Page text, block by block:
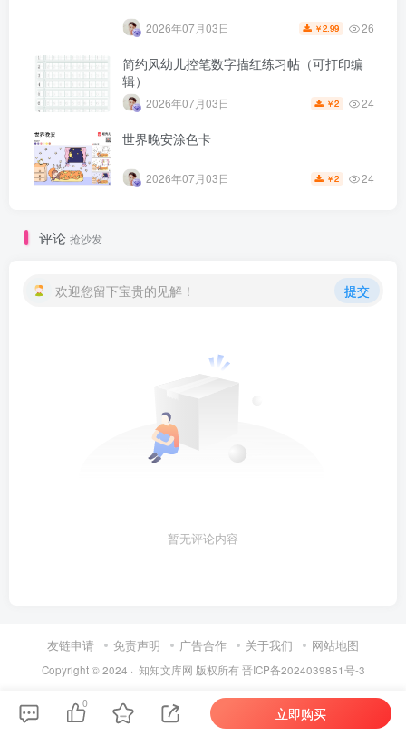
2026年07月03日 ￥2.99 26
简约风幼儿控笔数字描红练习帖（可打印编
辑）
2026年07月03日 ￥2 24
世界晚安涂色卡
2026年07月03日 ￥2 24
评论 抢沙发
欢迎您留下宝贵的见解！ 提交
暂无评论内容
友链申请 免责声明 广告合作 关于我们 网站地图
Copyright © 2024 · 知知文库网 版权所有晋ICP备2024039851号-3
0
立即购买